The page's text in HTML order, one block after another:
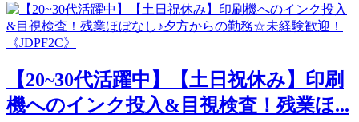
【20~30代活躍中】【土日祝休み】印刷
機へのインク投入&目視検査！残業ほ...